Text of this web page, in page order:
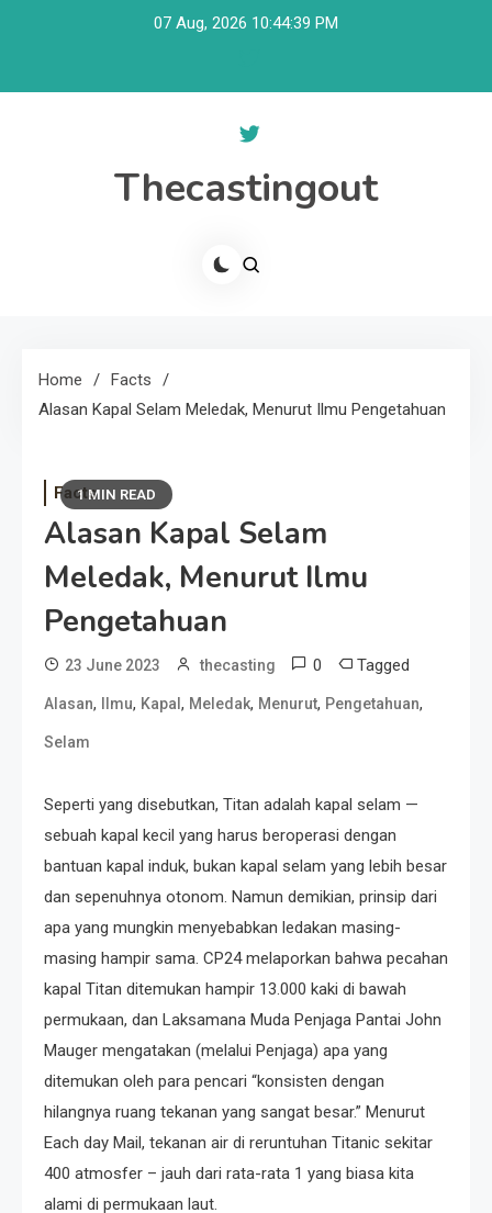
07 Aug, 2026 10:44:39 PM
Thecastingout
Home
Facts
Alasan Kapal Selam Meledak, Menurut Ilmu Pengetahuan
1 MIN READ
Facts
Alasan Kapal Selam
Meledak, Menurut Ilmu
Pengetahuan
23 June 2023 thecasting 0 Tagged
Alasan, Ilmu, Kapal , Meledak, Menurut, Pengetahuan,
Selam
Seperti yang disebutkan, Titan adalah kapal selam —
sebuah kapal kecil yang harus beroperasi dengan
bantuan kapal induk, bukan kapal selam yang lebih besar
dan sepenuhnya otonom. Namun demikian, prinsip dari
apa yang mungkin menyebabkan ledakan masing-
masing hampir sama. CP24 melaporkan bahwa pecahan
kapal Titan ditemukan hampir 13.000 kaki di bawah
permukaan, dan Laksamana Muda Penjaga Pantai John
Mauger mengatakan (melalui Penjaga) apa yang
ditemukan oleh para pencari “konsisten dengan
hilangnya ruang tekanan yang sangat besar.” Menurut
Each day Mail, tekanan air di reruntuhan Titanic sekitar
400 atmosfer – jauh dari rata-rata 1 yang biasa kita
alami di permukaan laut.